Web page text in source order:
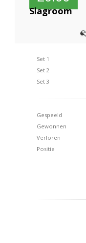
Slagroom
Set 1
Set 2
Set 3
Gespeeld
Gewonnen
Verloren
Positie